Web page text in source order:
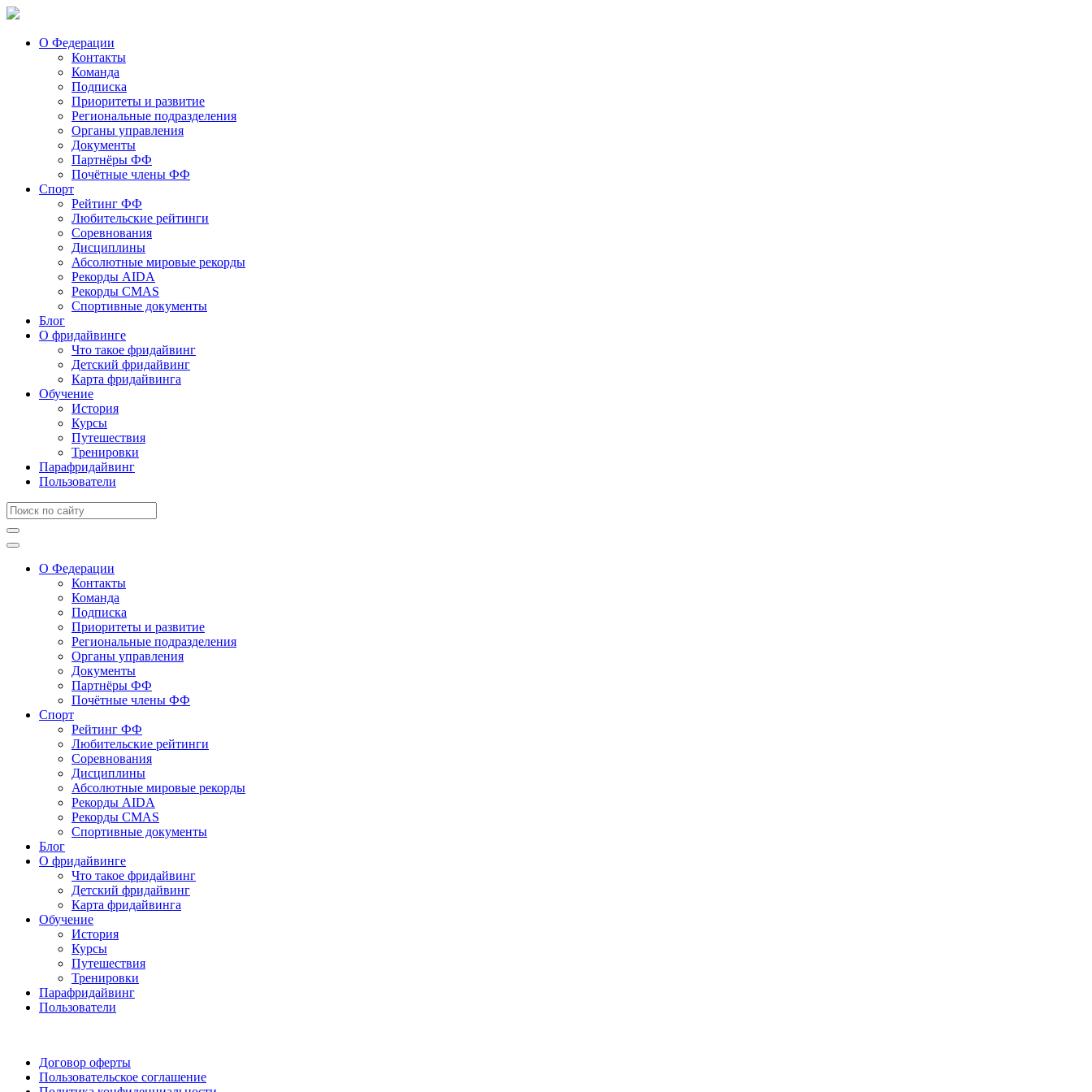
О Федерации
Контакты
Команда
Подписка
Приоритеты и развитие
Региональные подразделения
Органы управления
Документы
Партнёры ФФ
Почётные члены ФФ
Спорт
Рейтинг ФФ
Любительские рейтинги
Соревнования
Дисциплины
Абсолютные мировые рекорды
Рекорды AIDA
Рекорды CMAS
Спортивные документы
Блог
О фридайвинге
Что такое фридайвинг
Детский фридайвинг
Карта фридайвинга
Обучение
История
Курсы
Путешествия
Тренировки
Парафридайвинг
Пользователи
О Федерации
Контакты
Команда
Подписка
Приоритеты и развитие
Региональные подразделения
Органы управления
Документы
Партнёры ФФ
Почётные члены ФФ
Спорт
Рейтинг ФФ
Любительские рейтинги
Соревнования
Дисциплины
Абсолютные мировые рекорды
Рекорды AIDA
Рекорды CMAS
Спортивные документы
Блог
О фридайвинге
Что такое фридайвинг
Детский фридайвинг
Карта фридайвинга
Обучение
История
Курсы
Путешествия
Тренировки
Парафридайвинг
Пользователи
Договор оферты
Пользовательское соглашение